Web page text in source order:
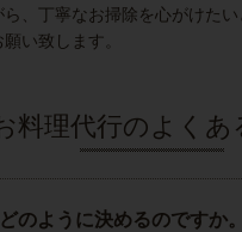
ら、丁寧なお掃除を心がけたい
い致します。
料理代行のよくあ
のように決めるのですか。